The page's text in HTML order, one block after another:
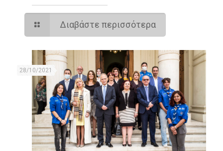
Διαβάστε περισσότερα
28/10/2021